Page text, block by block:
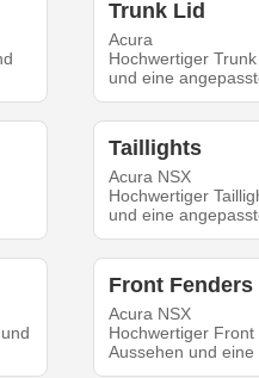
Trunk Lid
Acura
Hochwertiger
und eine
Taillights
Acura NSX
Hochwertiger
und eine
Front Fenders
Acura NSX
Hochwertiger
Aussehen und